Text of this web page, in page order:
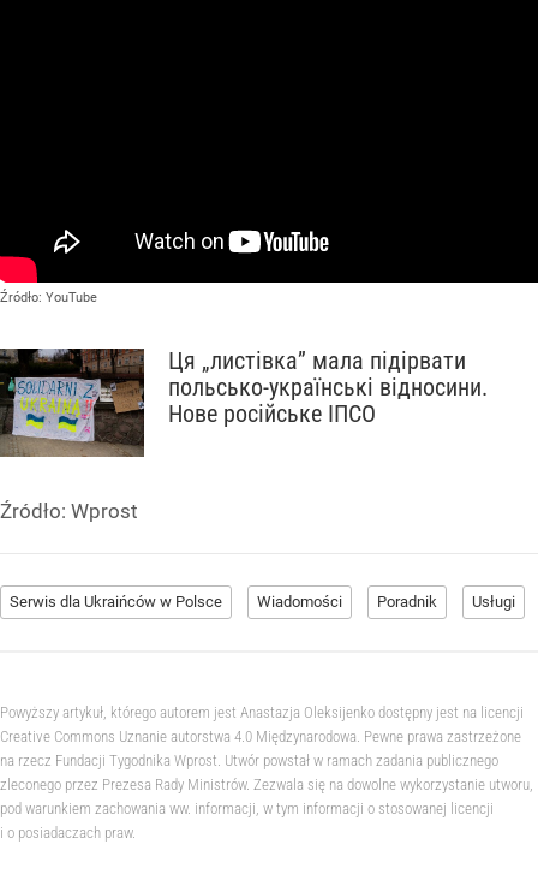
Źródło: YouTube
Ця „листівка” мала підірвати
польсько-українські відносини.
Нове російське ІПСО
Źródło: Wprost
Serwis dla Ukraińców w Polsce Wiadomości Poradnik Usługi
Powyższy artykuł, którego autorem jest Anastazja Oleksijenko dostępny jest na licencji
Creative Commons Uznanie autorstwa 4.0 Międzynarodowa. Pewne prawa zastrzeżone
na rzecz Fundacji Tygodnika Wprost. Utwór powstał w ramach zadania publicznego
zleconego przez Prezesa Rady Ministrów. Zezwala się na dowolne wykorzystanie utworu,
pod warunkiem zachowania ww. informacji, w tym informacji o stosowanej licencji
i o posiadaczach praw.